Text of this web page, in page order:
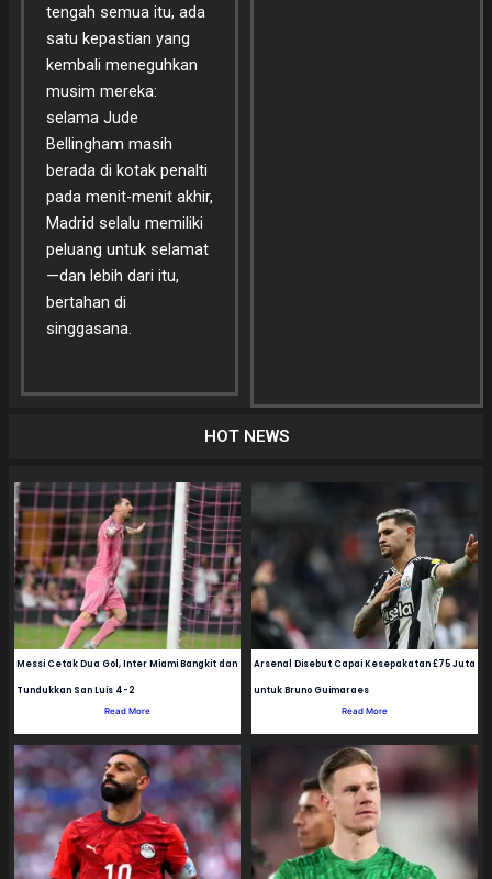
tengah semua itu, ada
satu kepastian yang
kembali meneguhkan
musim mereka:
selama Jude
Bellingham masih
berada di kotak penalti
pada menit-menit akhir,
Madrid selalu memiliki
peluang untuk selamat
—dan lebih dari itu,
bertahan di
singgasana.
HOT NEWS
Messi Cetak Dua Gol, Inter Miami Bangkit dan
Tundukkan San Luis 4-2
Read More
Arsenal Disebut Capai Kesepakatan £75 Juta
untuk Bruno Guimaraes
Read More